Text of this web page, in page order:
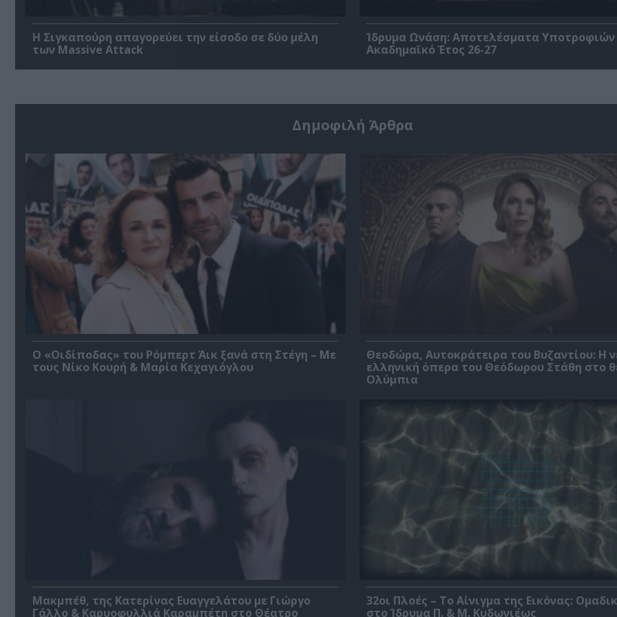
Η Σιγκαπούρη απαγορεύει την είσοδο σε δύο μέλη
των Massive Attack
Ίδρυμα Ωνάση: Αποτελέσματα Υποτροφιών
Ακαδημαϊκό Έτος 26-27
Δημοφιλή Άρθρα
O «Οιδίποδας» του Ρόμπερτ Άικ ξανά στη Στέγη – Με
τους Νίκο Κουρή & Μαρία Κεχαγιόγλου
Θεοδώρα, Αυτοκράτειρα του Βυζαντίου: Η
ελληνική όπερα του Θεόδωρου Στάθη στο
Ολύμπια
Μακμπέθ, της Κατερίνας Ευαγγελάτου με Γιώργο
Γάλλο & Καρυοφυλλιά Καραμπέτη στο Θέατρο
32οι Πλοές – Το Αίνιγμα της Εικόνας:
στο Ίδρυμα Π. & Μ. Κυδωνιέως